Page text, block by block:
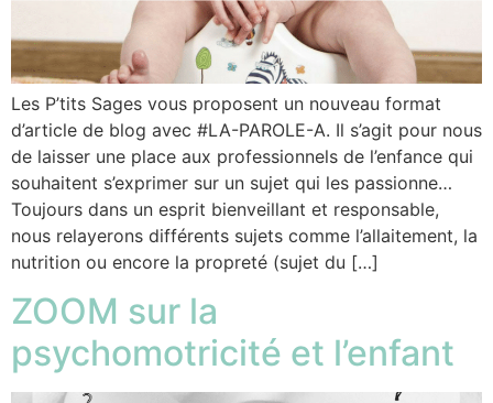
Les P’tits Sages vous proposent un nouveau format
d’article de blog avec #LA-PAROLE-A. Il s’agit pour nous
de laisser une place aux professionnels de l’enfance qui
souhaitent s’exprimer sur un sujet qui les passionne…
Toujours dans un esprit bienveillant et responsable,
nous relayerons différents sujets comme l’allaitement, la
nutrition ou encore la propreté (sujet du […]
ZOOM sur la
psychomotricité et l’enfant